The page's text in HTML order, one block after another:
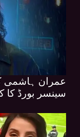
سینسر بورڈ کا